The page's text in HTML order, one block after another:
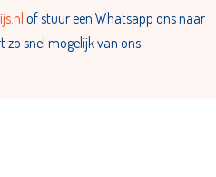
of stuur een Whatsapp ons naar
zo snel mogelijk van ons.